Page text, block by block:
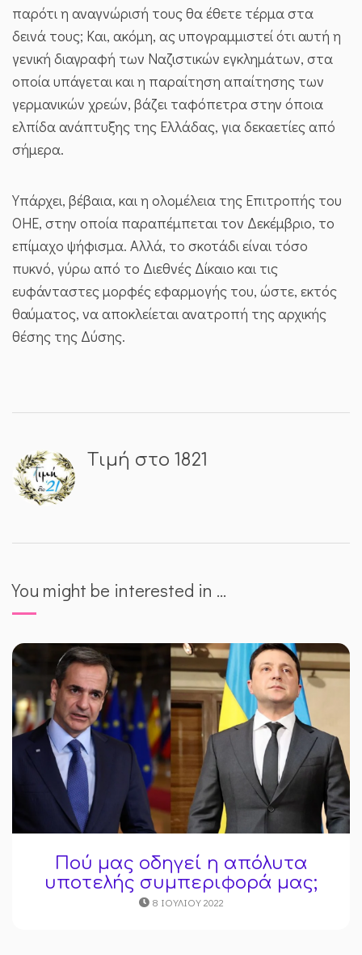
παρότι η αναγνώρισή τους θα έθετε τέρμα στα
δεινά τους; Και, ακόμη, ας υπογραμμιστεί ότι αυτή η
γενική διαγραφή των Ναζιστικών εγκλημάτων, στα
οποία υπάγεται και η παραίτηση απαίτησης των
γερμανικών χρεών, βάζει ταφόπετρα στην όποια
ελπίδα ανάπτυξης της Ελλάδας, για δεκαετίες από
σήμερα.
Υπάρχει, βέβαια, και η ολομέλεια της Επιτροπής του
ΟΗΕ, στην οποία παραπέμπεται τον Δεκέμβριο, το
επίμαχο ψήφισμα. Αλλά, το σκοτάδι είναι τόσο
πυκνό, γύρω από το Διεθνές Δίκαιο και τις
ευφάνταστες μορφές εφαρμογής του, ώστε, εκτός
θαύματος, να αποκλείεται ανατροπή της αρχικής
θέσης της Δύσης.
Τιμή στο 1821
You might be interested in …
Πού μας οδηγεί η απόλυτα
υποτελής συμπεριφορά μας;
8 ΙΟΥΛΊΟΥ 2022